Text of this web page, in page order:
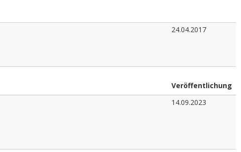
24.04.2017
Veröffentlichung
14.09.2023